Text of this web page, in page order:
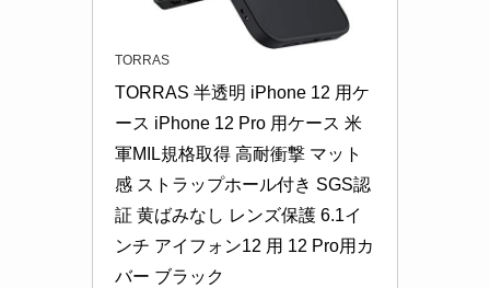
TORRAS
TORRAS 半透明 iPhone 12 用ケ
ース iPhone 12 Pro 用ケース 米
軍MIL規格取得 高耐衝撃 マット
感 ストラップホール付き SGS認
証 黄ばみなし レンズ保護 6.1イ
ンチ アイフォン12 用 12 Pro用カ
バー ブラック